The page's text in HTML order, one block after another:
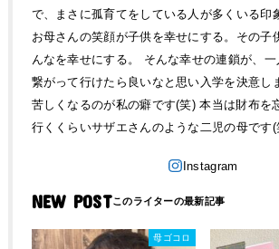
で、まさに孤育てをしている人が多くいる印
お母さんの笑顔が子供を幸せにする。その子
んなを幸せにする。 そんな幸せの連鎖が、
繋がって行けたら良いなと思い入学を決意し
苦しくなるのが私の癖です(笑) 本当は財布を
行くくらいサザエさんのような二児の母です(
NEW POST
母ゴコロ